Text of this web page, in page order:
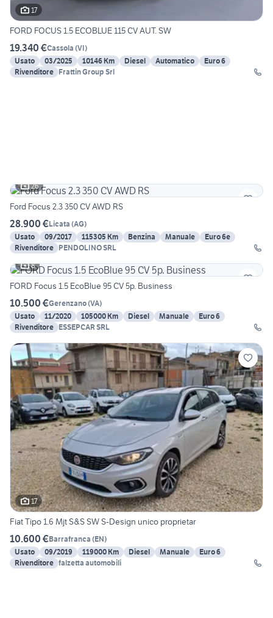
17
FORD FOCUS 1.5 ECOBLUE 115 CV AUT. SW
19.340 €Cassola (VI)
Usato
03/2025 10146 Km Diesel Automatico
Euro 6
Rivenditore Frattin Group Srl
26
Ford Focus 2.3 350 CV AWD RS
28.900 €Licata (AG)
Usato
09/2017 115305 Km Benzina Manuale
Euro 6e
Rivenditore PENDOLINO SRL
8
FORD Focus 1.5 EcoBlue 95 CV 5p. Business
10.500 €Gerenzano(VA)
Usato
11/2020 105000 Km Diesel Manuale
Euro 6
Rivenditore ESSEPCAR SRL
17
Fiat Tipo 1.6 Mjt S&S SW S-Design unico proprietar
10.600 €Barrafranca (EN)
Usato
09/2019 119000 Km Diesel Manuale
Euro 6
Rivenditore falzetta automobili